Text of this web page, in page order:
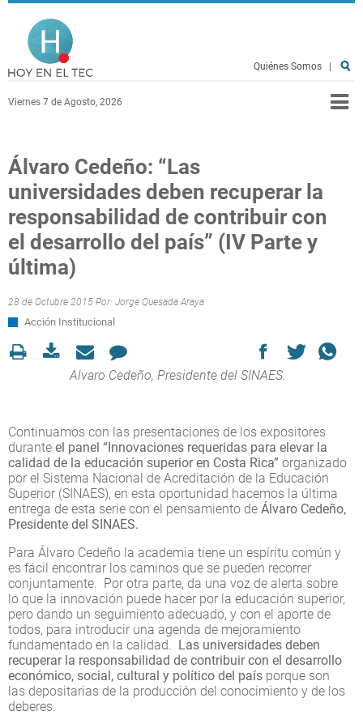
Pasar al contenido principal
Viernes 7 de Agosto, 2026
Quiénes Somos
Álvaro Cedeño: “Las
universidades deben recuperar la
responsabilidad de contribuir con
el desarrollo del país” (IV Parte y
última)
28 de Octubre 2015 Por: Jorge Quesada Araya
Acción Institucional
Alvaro Cedeño, Presidente del SINAES.
Continuamos con las presentaciones de los expositores
durante el panel “Innovaciones requeridas para elevar la
calidad de la educación superior en Costa Rica” organizado
por el Sistema Nacional de Acreditación de la Educación
Superior (SINAES), en esta oportunidad hacemos la última
entrega de esta serie con el pensamiento de Álvaro Cedeño,
Presidente del SINAES.
Para Álvaro Cedeño la academia tiene un espíritu común y
es fácil encontrar los caminos que se pueden recorrer
conjuntamente. Por otra parte, da una voz de alerta sobre
lo que la innovación puede hacer por la educación superior,
pero dando un seguimiento adecuado, y con el aporte de
todos, para introducir una agenda de mejoramiento
fundamentado en la calidad. Las universidades deben
recuperar la responsabilidad de contribuir con el desarrollo
económico, social, cultural y político del país porque son
las depositarias de la producción del conocimiento y de los
deberes.